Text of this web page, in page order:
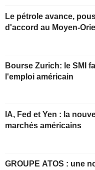
Le pétrole avance,
d'accord au Moyen-
Bourse Zurich: le SMI
l'emploi américain
IA, Fed et Yen : la
marchés américains
GROUPE ATOS : une nouvelle année à